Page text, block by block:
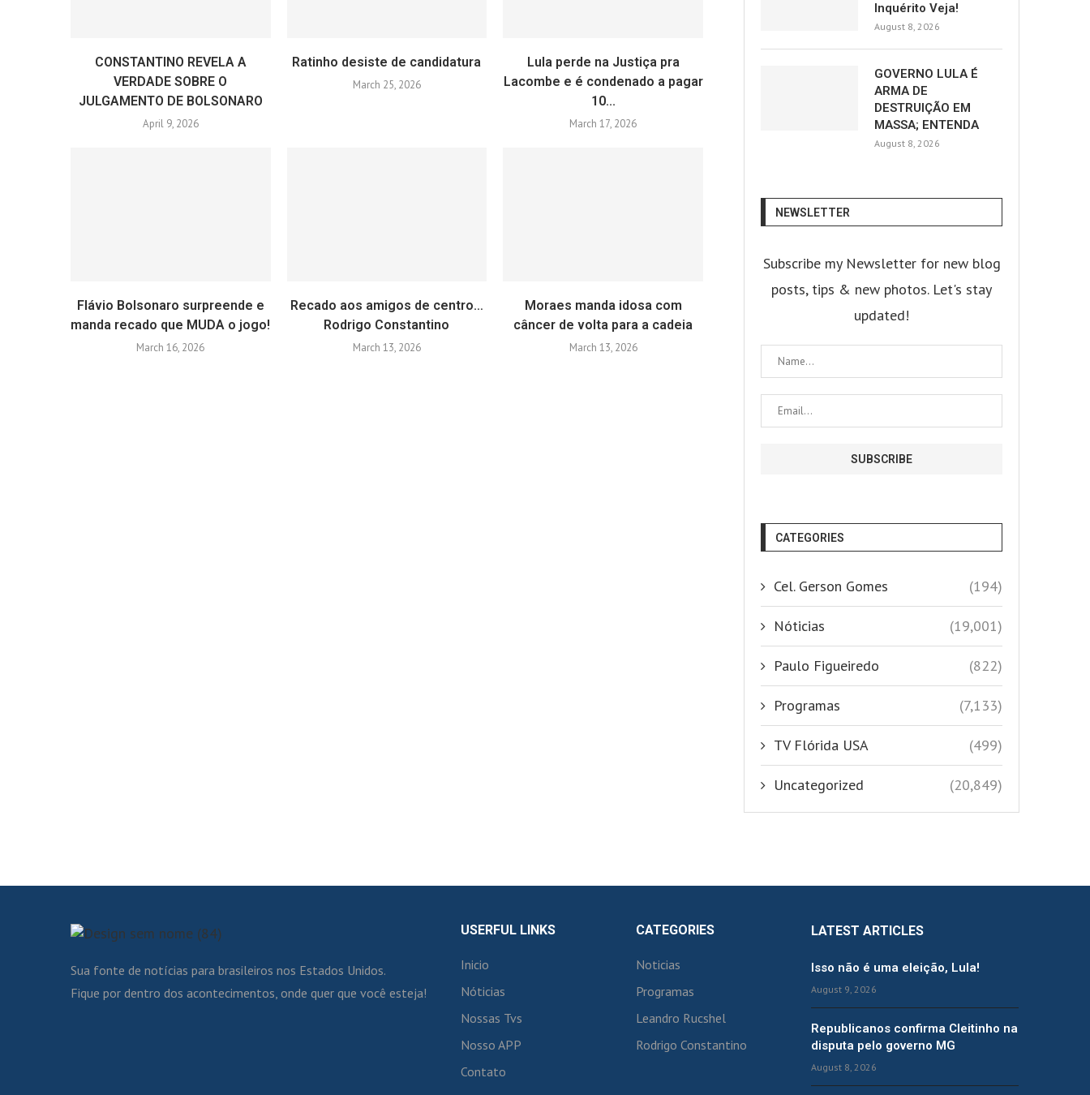
CONSTANTINO REVELA A
VERDADE SOBRE O
JULGAMENTO DE BOLSONARO
April 9, 2026
Ratinho desiste de candidatura
March 25, 2026
Lula perde na Justiça pra
Lacombe e é condenado a pagar
10...
March 17, 2026
Flávio Bolsonaro surpreende e
manda recado que MUDA o jogo!
March 16, 2026
Recado aos amigos de centro…
Rodrigo Constantino
March 13, 2026
Moraes manda idosa com
câncer de volta para a cadeia
March 13, 2026
Inquérito Veja!
August 8, 2026
GOVERNO LULA É
ARMA DE
DESTRUIÇÃO EM
MASSA; ENTENDA
August 8, 2026
NEWSLETTER
Subscribe my Newsletter for new blog
posts, tips & new photos. Let's stay
updated!
CATEGORIES
Cel. Gerson Gomes (194)
Nóticias (19,001)
Paulo Figueiredo (822)
Programas (7,133)
TV Flórida USA (499)
Uncategorized (20,849)
Sua fonte de notícias para brasileiros nos Estados Unidos.
Fique por dentro dos acontecimentos, onde quer que você esteja!
USERFUL LINKS
Inicio
Nóticias
Nossas Tvs
Nosso APP
Contato
CATEGORIES
Noticias
Programas
Leandro Rucshel
Rodrigo Constantino
LATEST ARTICLES
Isso não é uma eleição, Lula!
August 9, 2026
Republicanos confirma Cleitinho na
disputa pelo governo MG
August 8, 2026